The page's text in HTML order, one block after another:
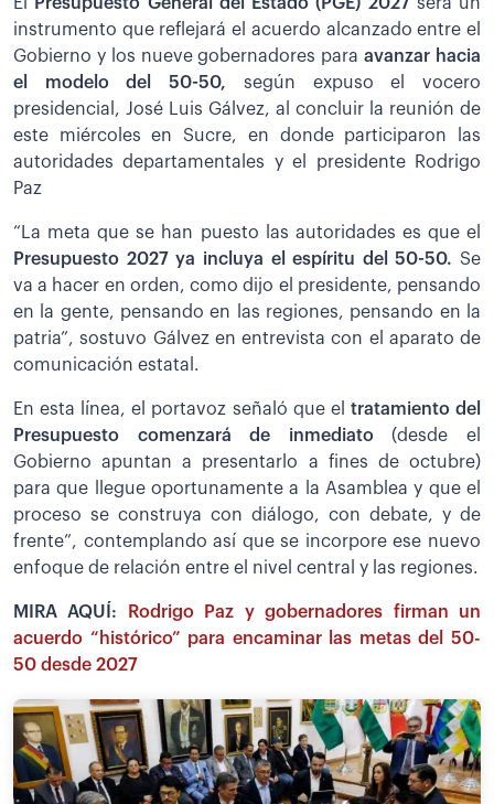
El Presupuesto General del Estado (PGE) 2027 será un
instrumento que reflejará el acuerdo alcanzado entre el
Gobierno y los nueve gobernadores paraavanzar hacia
el modelo del 50-50, según expuso el vocero
presidencial, José Luis Gálvez, al concluir la reunión de
este miércoles en Sucre, en donde participaron las
autoridades departamentales y el presidente Rodrigo
Paz
“La meta que se han puesto las autoridades es que el
Presupuesto 2027 ya incluya el espíritu del 50-50. Se
va a hacer en orden, como dijo el presidente, pensando
en la gente, pensando en las regiones, pensando en la
patria”, sostuvo Gálvez en entrevista con el aparato de
comunicación estatal.
En esta línea, el portavoz señaló que el tratamiento del
Presupuesto comenzará de inmediato(desde el
Gobierno apuntan a presentarlo a fines de octubre)
para que llegue oportunamente a la Asamblea y que el
proceso se construya con diálogo, con debate, y de
frente”, contemplando así que se incorpore ese nuevo
enfoque de relación entre el nivel central y las regiones.
MIRA AQUÍ:
Rodrigo Paz y gobernadores firman un
acuerdo “histórico” para encaminar las metas del 50-
50 desde 2027